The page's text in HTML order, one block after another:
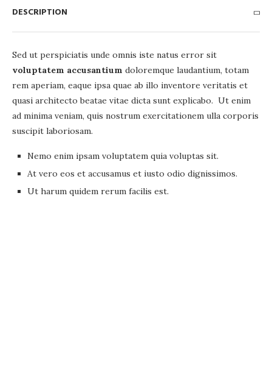
DESCRIPTION
Sed ut perspiciatis unde omnis iste natus error sit
voluptatem accusantium doloremque laudantium, totam
rem aperiam, eaque ipsa quae ab illo inventore veritatis et
quasi architecto beatae vitae dicta sunt explicabo. Ut enim
ad minima veniam, quis nostrum exercitationem ulla corporis
suscipit laboriosam.
Nemo enim ipsam voluptatem quia voluptas sit.
At vero eos et accusamus et iusto odio dignissimos.
Ut harum quidem rerum facilis est.